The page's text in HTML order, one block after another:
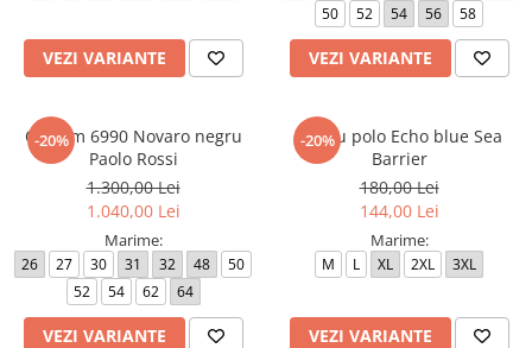
Pardesie
Tricotaje dama
Accesorii dama
Curele dama
Genti dama
Portmonee dama
Esarfe, Fulare dama
Trench
VEZI VARIANTE
50
52 54 56 58
VEZI VARIANTE
-20%
Costum 6990 Novaro negru
Paolo Rossi
1.300,00 Lei
1.040,00 Lei
Marime:
26 27 30 31 32 48
50
52
54 62 64
VEZI VARIANTE
-20%
Tricou polo Echo blue Sea
Barrier
180,00 Lei
144,00 Lei
Marime:
M L XL 2XL 3XL
VEZI VARIANTE